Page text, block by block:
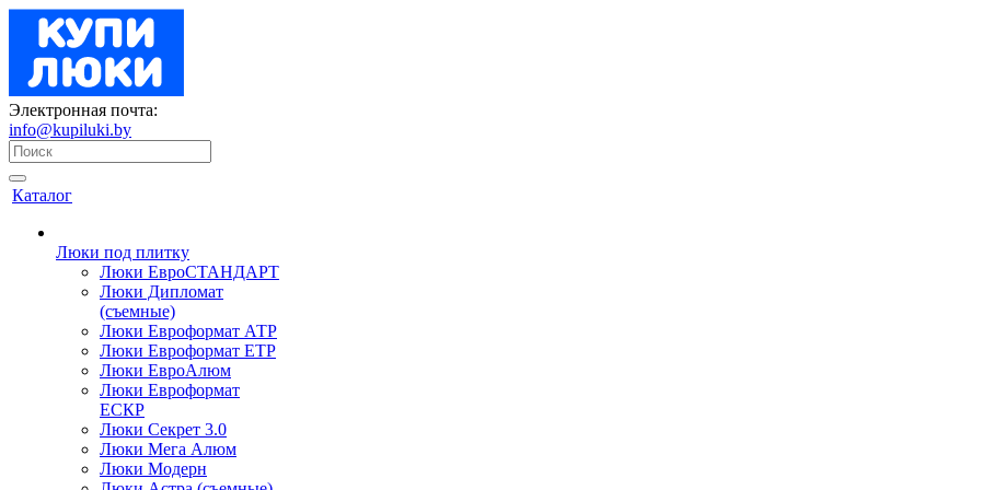
Электронная почта:
info@kupiluki.by
Каталог
Люки под плитку
Люки ЕвроСТАНДАРТ
Люки Дипломат
(съемные)
Люки Евроформат АТР
Люки Евроформат ЕТР
Люки ЕвроАлюм
Люки Евроформат
ЕСКР
Люки Секрет 3.0
Люки Мега Алюм
Люки Модерн